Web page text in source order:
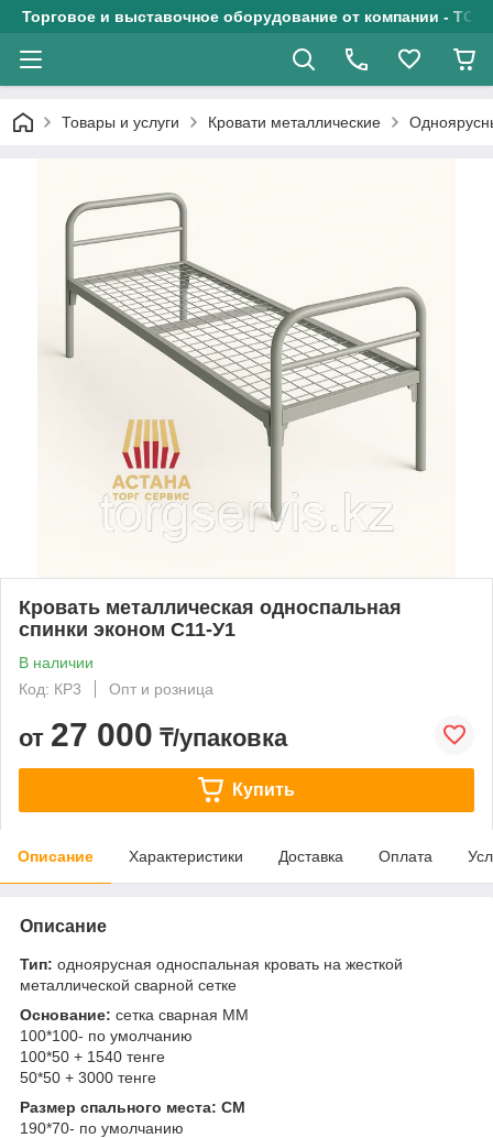
Торговое и выставочное оборудование от компании - ТОО
Товары и услуги Кровати металлические
Кровать металлическая односпальная
спинки эконом С11-У1
В наличии
Код: КР3
Опт и розница
от 27 000 ₸/упаковка
Купить
Описание Характеристики Доставка Оплата
Описание
Тип: одноярусная односпальная кровать на жесткой
металлической сварной сетке
Основание: сетка сварная ММ
100*100- по умолчанию
100*50 + 1540 тенге
50*50 + 3000 тенге
Размер спального места: СМ
190*70- по умолчанию